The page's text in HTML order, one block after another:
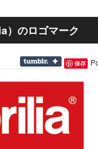
）のロゴマーク
保存